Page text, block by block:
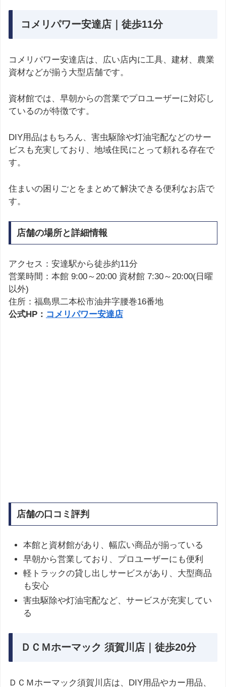
コメリパワー安達店｜徒歩11分
コメリパワー安達店は、広い店内に工具、建材、農業
資材などが揃う大型店舗です。
資材館では、早朝からの営業でプロユーザーに対応し
ているのが特徴です。
DIY用品はもちろん、害虫駆除や灯油宅配などのサー
ビスも充実しており、地域住民にとって頼れる存在で
す。
住まいの困りごとをまとめて解決できる便利なお店で
す。
店舗の場所と詳細情報
アクセス：安達駅から徒歩約11分
営業時間：本館 9:00～20:00 資材館 7:30～20:00(日曜
以外)
住所：福島県二本松市油井字腰巻16番地
公式HP： コメリパワー安達店
店舗の口コミ評判
本館と資材館があり、幅広い商品が揃っている
早朝から営業しており、プロユーザーにも便利
軽トラックの貸し出しサービスがあり、大型商品
も安心
害虫駆除や灯油宅配など、サービスが充実してい
る
ＤＣＭホーマック 須賀川店｜徒歩20分
ＤＣＭホーマック須賀川店は、DIY用品やカー用品、